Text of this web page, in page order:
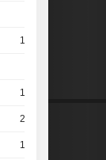
10
10
20
10